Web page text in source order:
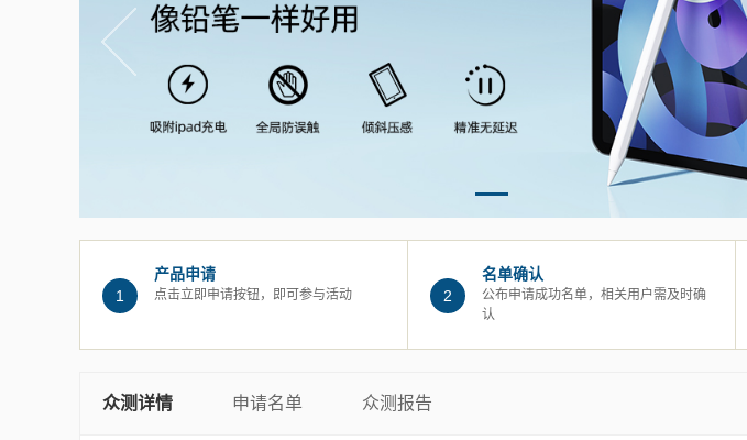
1
产品申请
点击立即申请按钮，即可参与活动 2
名单确认
公布申请成功名单，相关用户需及时确
认
众测详情 申请名单 众测报告